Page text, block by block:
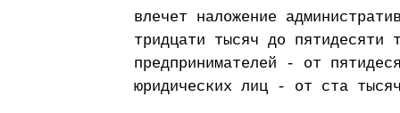
влечет наложение
тридцати тысяч до пятидесяти
предпринимателей - от
юридических лиц - от ста